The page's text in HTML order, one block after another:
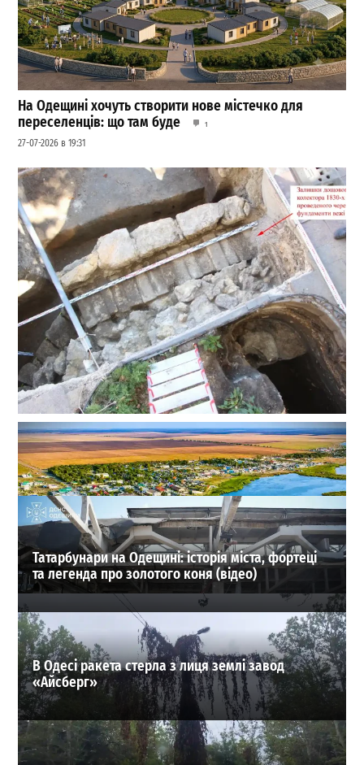
На Одещині хочуть створити нове містечко для
переселенців: що там буде
1
27-07-2026 в 19:31
Сенсація на Приморському бульварі: археологи
Одеси знайшли одну з веж Османського замку
Хаджибей
0
03-08-2026 в 08:49
ВИБІР РЕДАКЦІЇ
Татарбунари на Одещині: історія міста, фортеці
та легенда про золотого коня (відео)
В Одесі ракета стерла з лиця землі завод
«Айсберг»